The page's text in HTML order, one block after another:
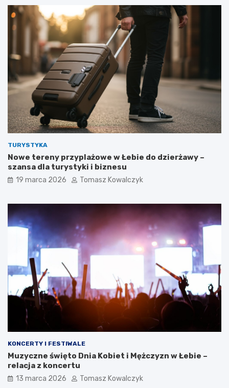
TURYSTYKA
Nowe tereny przyplażowe w Łebie do dzierżawy –
szansa dla turystyki i biznesu
19 marca 2026 Tomasz Kowalczyk
KONCERTY I FESTIWALE
Muzyczne święto Dnia Kobiet i Mężczyzn w Łebie –
relacja z koncertu
13 marca 2026 Tomasz Kowalczyk